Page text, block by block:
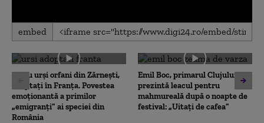
0
seconds
0
seconds
embed
Patru urși orfani din Zărnești,
adoptați în Franța. Povestea
emoționantă a primilor
„emigranți” ai speciei din
România
Emil Boc, primarul Clujului,
prezintă leacul pentru
mahmureală după o noapte de
festival: „Uitați de cafea”